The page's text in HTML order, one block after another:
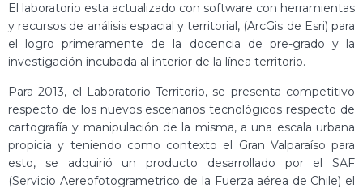
El laboratorio esta actualizado con software con herramientas
y recursos de análisis espacial y territorial, (ArcGis de Esri) para
el logro primeramente de la docencia de pre-grado y la
investigación incubada al interior de la línea territorio.
Para 2013, el Laboratorio Territorio, se presenta competitivo
respecto de los nuevos escenarios tecnológicos respecto de
cartografía y manipulación de la misma, a una escala urbana
propicia y teniendo como contexto el Gran Valparaíso para
esto, se adquirió un producto desarrollado por el SAF
(Servicio Aereofotogrametrico de la Fuerza aérea de Chile) el